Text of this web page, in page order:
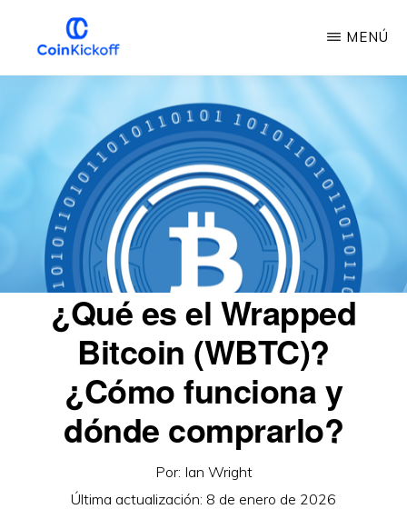
contenido
INICIO
MENÚ
¿Qué es el Wrapped
Bitcoin (WBTC)?
¿Cómo funciona y
dónde comprarlo?
Por: Ian Wright
Última actualización: 8 de enero de 2026